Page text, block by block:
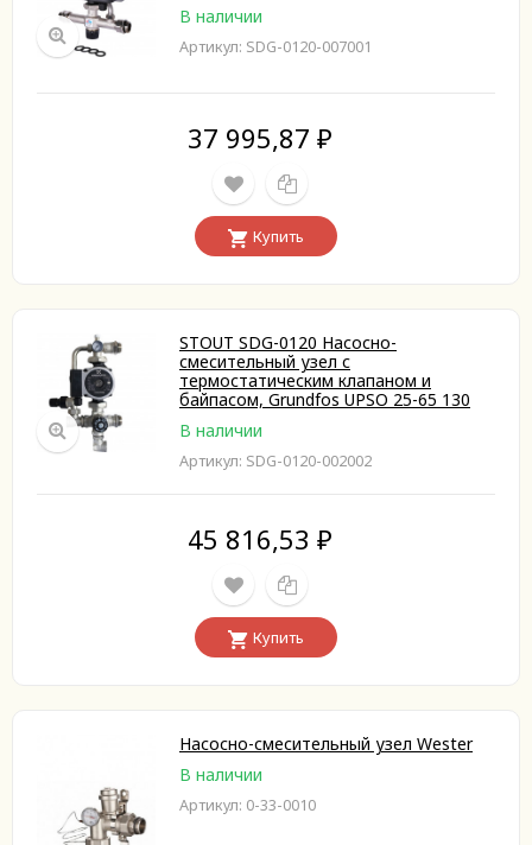
В наличии
Артикул: SDG-0120-007001
37 995,87 ₽
Купить
STOUT SDG-0120 Насосно-
смесительный узел с
термостатическим клапаном и
байпасом, Grundfos UPSO 25-65 130
В наличии
Артикул: SDG-0120-002002
45 816,53 ₽
Купить
Насосно-смесительный узел Wester
В наличии
Артикул: 0-33-0010